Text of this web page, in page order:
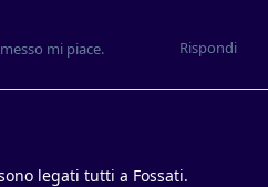
Rispondi
mi piace.
legati tutti a Fossati.